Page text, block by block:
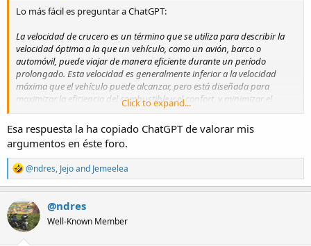
Lo más fácil es preguntar a ChatGPT:
La velocidad de crucero es un término que se utiliza para describir la
velocidad óptima a la que un vehículo, como un avión, barco o
automóvil, puede viajar de manera eficiente durante un período
prolongado. Esta velocidad es generalmente inferior a la velocidad
máxima que el vehículo puede alcanzar, pero está diseñada para
maximizar la eficiencia del combustible y el confort, y minimizar el
Características de la velocidad de crucero:
1. Eficiencia de Combustible: Está optimizada para consumir la menor
cantidad de combustible posible mientras se mantiene un buen ritmo
de desplazamiento.
2. Confort: Proporciona un nivel de confort adecuado para los
pasajeros, con menos vibraciones y ruido en comparación con las
velocidades máximas.
3. Seguridad: Permite una operación segura del vehículo, ofreciendo
Click to expand...
Esa respuesta la ha copiado ChatGPT de valorar mis
argumentos en éste foro.
R
e
a
c
t
i
o
@ndres, Jejoand Jemeelea
@ndres
Well-Known Member